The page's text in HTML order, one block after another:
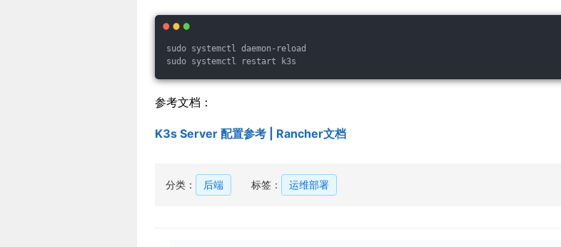
sudo systemctl daemon-reload
sudo systemctl restart k3s
参考文档：
K3s Server 配置参考 | Rancher文档
分类： 后端 标签： 运维部署